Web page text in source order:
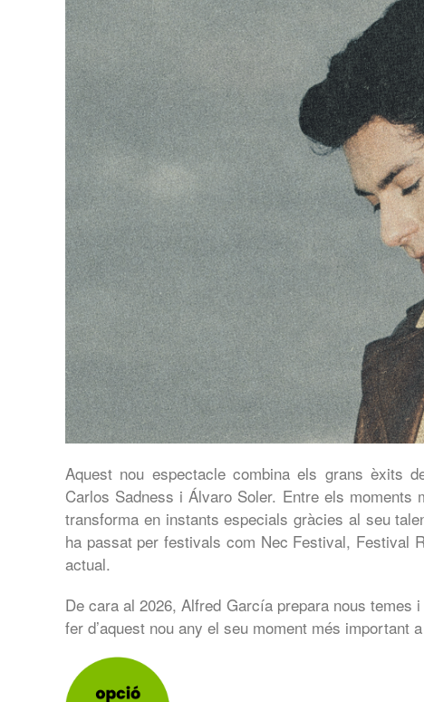
Aquest nou espectacle combina els grans èxits
Carlos Sadness i Álvaro Soler. Entre els
transforma en instants especials gràcies al seu
ha passat per festivals com Nec Festival, Festival
actual.
De cara al 2026, Alfred García prepara nous
fer d’aquest nou any el seu moment més important